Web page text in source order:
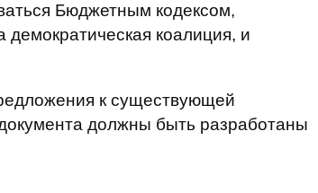
Бюджетным кодексом,
демократическая коалиция, и
к существующей
должны быть разработаны